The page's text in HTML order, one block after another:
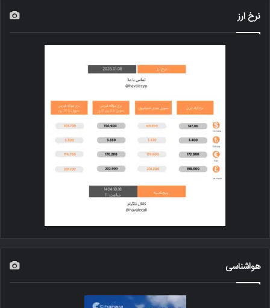
نرخ ارز
هواشناسی